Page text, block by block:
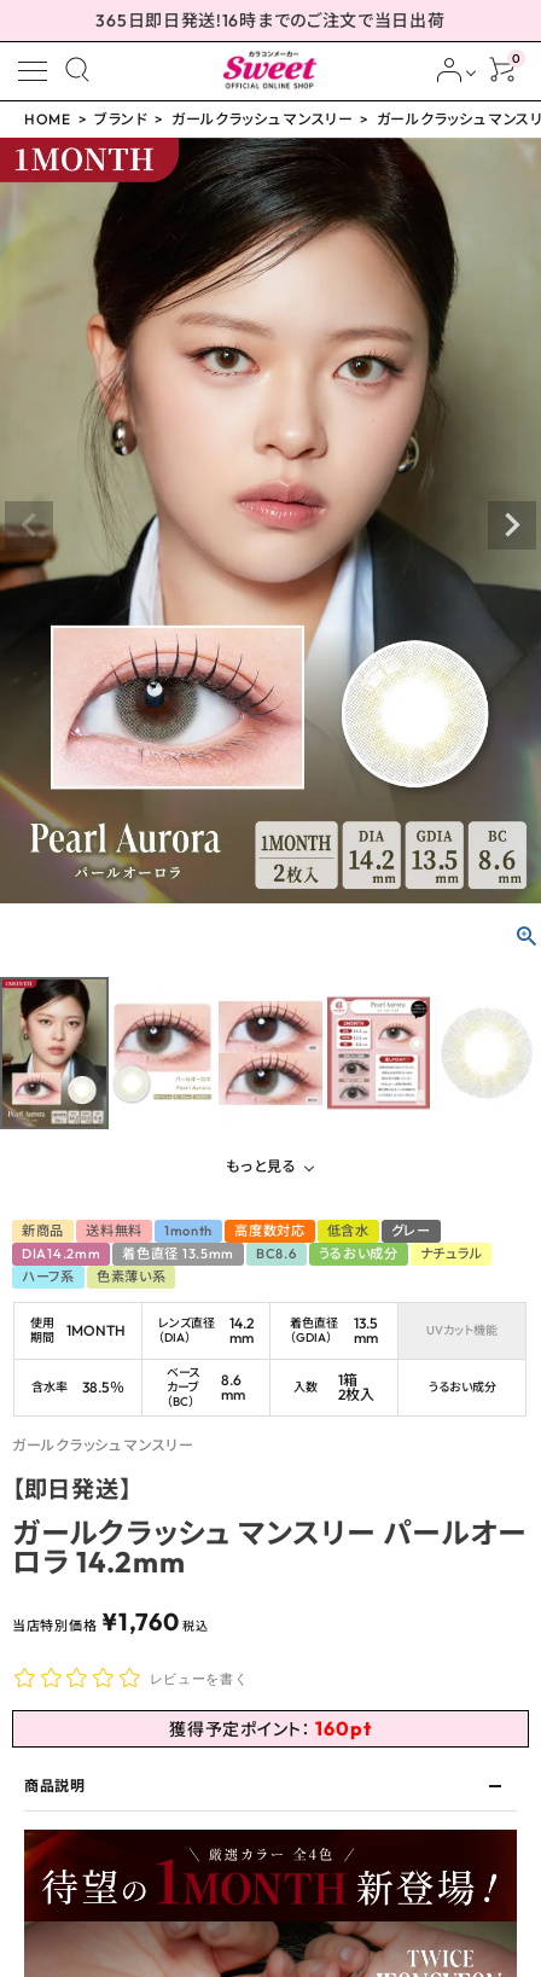
365日即日発送!16時までのご注文で当日出荷
0
meeting_room ログイン person 会員登録
ガールクラッシュ マンス
リー パールオーロラ 14.
1,760(税込)
配送方法について
お支払い方法について
お買い物ガイド
お問い合わせ
よくあるご質問
HOME ブランド ガールクラッシュ マンスリー ガールクラッシュ マン
もっと見る
新商品 送料無料 1month 高度数対応 低含水
グレー
DIA14.2mm
着色直径 13.5mm BC8.6 うるおい成分
ナチュラル
ハーフ系
色素薄い系
使用
期間
1MONTH
レンズ直径
（DIA）
14.2
mm
着色直径
（GDIA）
13.5
mm
UVカット機能
含水率 38.5％
ベース
カーブ
（BC）
8.6
mm
入数
1箱
2枚入
うるおい成分
ガールクラッシュ マンスリー
【即日発送】
ガールクラッシュ マンスリー パールオー
ロラ 14.2mm
当店特別価格 ¥1,760 税込
レビューを書く
獲得予定ポイント： 160pt
商品説明